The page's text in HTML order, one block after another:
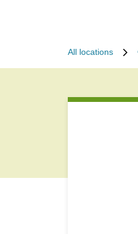
All locations